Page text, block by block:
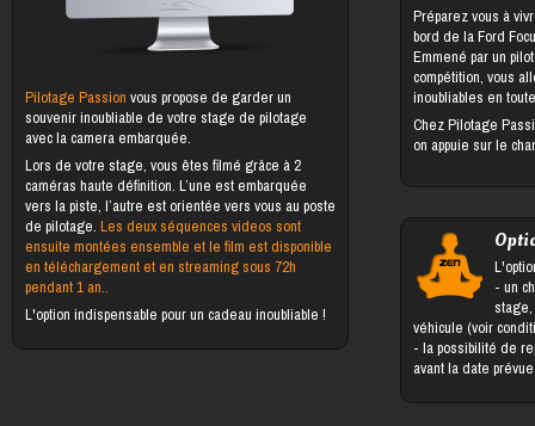
Pilotage Passionvous propose de garder un
souvenir inoubliable de votre stage de pilotage
avec la camera embarquée.
Lors de votre stage, vous êtes filmé grâce à 2
caméras haute définition. L’une est embarquée
vers la piste, l’autre est orientée vers vous au poste
de pilotage.Les deux séquences videos sont
ensuite montées ensemble et le film est disponible
en téléchargement et en streaming sous 72h
pendant 1 an..
L'option indispensable pour un cadeau inoubliable !
Préparez vous à
bord de la Ford
Emmené par un
compétition, vous
inoubliables en
Chez Pilotage
on appuie sur le
- un changement du bénéficiaire du
véhicule (voir
- la possibilité de reporter le stage jusqu'à 5 jours
avant la date